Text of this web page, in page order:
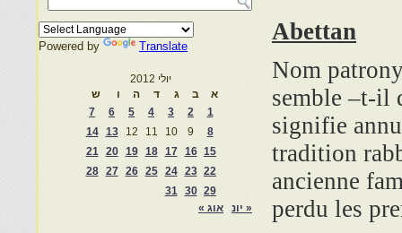
Abettan
Nom
semble –t-il
signifie
tradition
ancienne
perdu les
Powered by Translate
יולי 2012
א
ב ג ד ה ו
ש
1
2
3
4
5
6
7
8
9
10
11
12
13
14
15
16
17
18
19
20
21
22
23
24
25
26
27
28
29
30
31
« יונ
אוג »